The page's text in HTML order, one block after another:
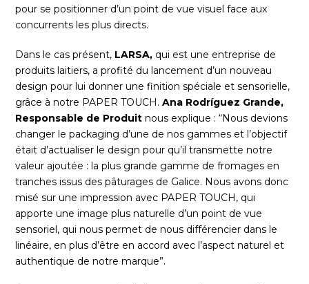
pour se positionner d’un point de vue visuel face aux
concurrents les plus directs.
Dans le cas présent, LARSA, qui est une entreprise de
produits laitiers, a profité du lancement d’un nouveau
design pour lui donner une finition spéciale et sensorielle,
grâce à notre PAPER TOUCH.Ana Rodríguez Grande,
Responsable de Produit nous explique : “Nous devions
changer le packaging d’une de nos gammes et l’objectif
était d’actualiser le design pour qu’il transmette notre
valeur ajoutée : la plus grande gamme de fromages en
tranches issus des pâturages de Galice. Nous avons donc
misé sur une impression avec PAPER TOUCH, qui
apporte une image plus naturelle d’un point de vue
sensoriel, qui nous permet de nous différencier dans le
linéaire, en plus d’être en accord avec l’aspect naturel et
authentique de notre marque”.